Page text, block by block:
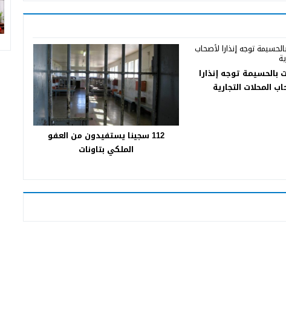
بالحسيمة توجه إنذارا
المحلات التجارية
112 سجينا يستفيدون من العفو
الملكي بتاونات